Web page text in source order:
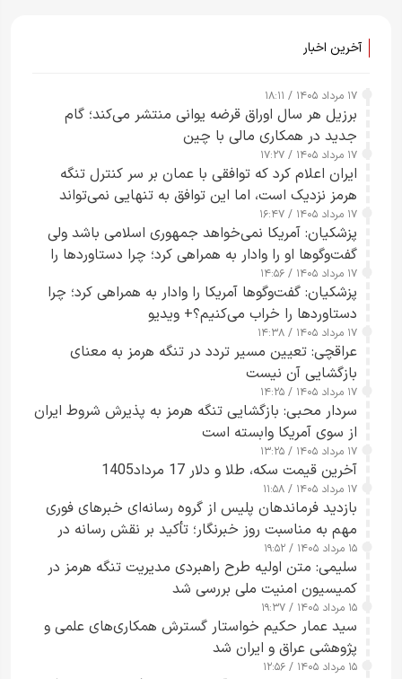
آخرین اخبار
۱۷ مرداد ۱۴۰۵ / ۱۸:۱۱
برزیل هر سال اوراق قرضه یوانی منتشر می‌کند؛ گام
جدید در همکاری مالی با چین
۱۷ مرداد ۱۴۰۵ / ۱۷:۲۷
ایران اعلام کرد که توافقی با عمان بر سر کنترل تنگه
هرمز نزدیک است، اما این توافق به تنهایی نمی‌تواند
آبراه را آزاد کند
۱۷ مرداد ۱۴۰۵ / ۱۶:۴۷
پزشکیان: آمریکا نمی‌خواهد جمهوری اسلامی باشد ولی
گفت‌وگوها او را وادار به همراهی کرد؛ چرا دستاوردها را
خراب می‌کنیم+ ویدیو
۱۷ مرداد ۱۴۰۵ / ۱۴:۵۶
پزشکیان: گفت‌وگوها آمریکا را وادار به همراهی کرد؛ چرا
دستاوردها را خراب می‌کنیم؟+ ویدیو
۱۷ مرداد ۱۴۰۵ / ۱۴:۳۸
عراقچی: تعیین مسیر تردد در تنگه هرمز به معنای
بازگشایی آن نیست
۱۷ مرداد ۱۴۰۵ / ۱۴:۲۵
سردار محبی: بازگشایی تنگه هرمز به پذیرش شروط ایران
از سوی آمریکا وابسته است
۱۷ مرداد ۱۴۰۵ / ۱۳:۲۵
آخرین قیمت سکه، طلا و دلار 17 مرداد1405
۱۷ مرداد ۱۴۰۵ / ۱۱:۵۸
بازدید فرماندهان پلیس از گروه رسانه‌ای خبرهای فوری
مهم به مناسبت روز خبرنگار؛ تأکید بر نقش رسانه در
تقویت امنیت و اعتماد عمومی
۱۵ مرداد ۱۴۰۵ / ۱۹:۵۲
سلیمی: متن اولیه طرح راهبردی مدیریت تنگه هرمز در
کمیسیون امنیت ملی بررسی شد
۱۵ مرداد ۱۴۰۵ / ۱۹:۳۷
سید عمار حکیم خواستار گسترش همکاری‌های علمی و
پژوهشی عراق و ایران شد
۱۵ مرداد ۱۴۰۵ / ۱۲:۵۶